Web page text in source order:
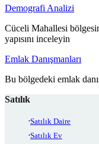
Demografi Analizi
Cüceli Mahallesi
yapısını inceleyin
Emlak Danışmanları
Bu bölgedeki emlak
Satılık
Satılık Daire
Satılık Ev